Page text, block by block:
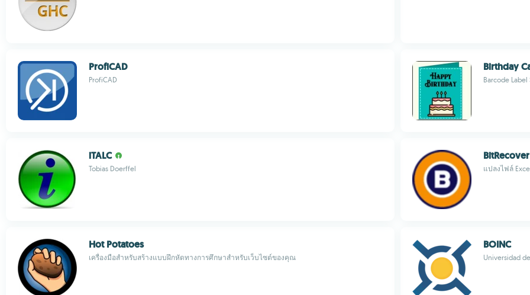
ProfiCAD
ProfiCAD
Birthday
Barcode
iTALC
Tobias Doerffel แปลงไฟล์
Hot Potatoes
เครื่องมือสำหรับสร้างแบบฝึกหัดทางการศึกษาสำหรับเว็บไซต์ของคุณ
BOINC
Universidad